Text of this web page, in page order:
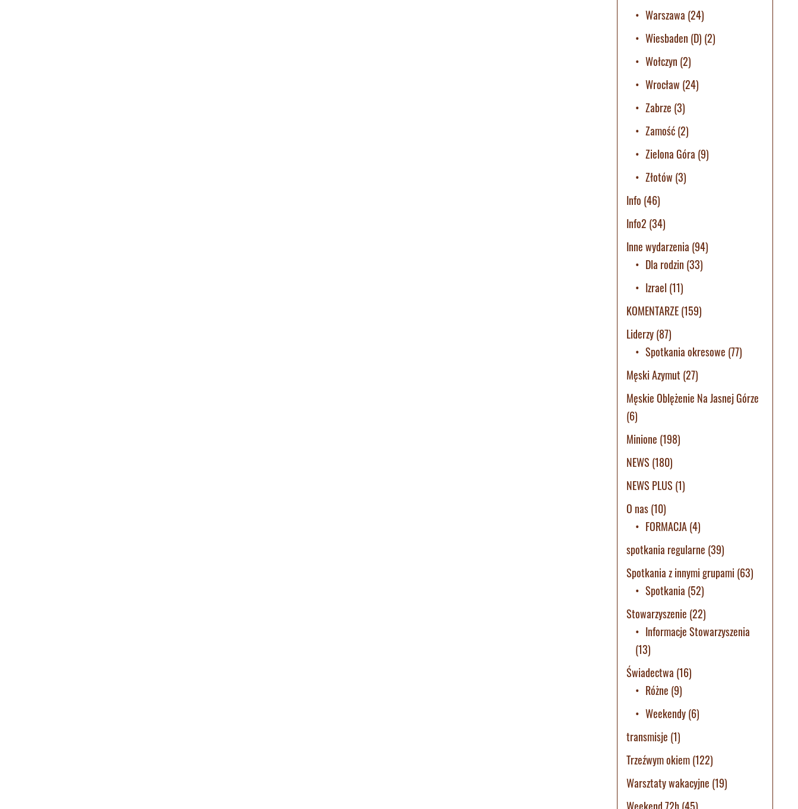
Warszawa (24)
Wiesbaden (D) (2)
Wołczyn (2)
Wrocław (24)
Zabrze (3)
Zamość(2)
Zielona Góra (9)
Złotów (3)
Info (46)
Info2 (34)
Inne wydarzenia (94)
Dla rodzin (33)
Izrael (11)
KOMENTARZE(159)
Liderzy(87)
Spotkania okresowe (77)
Męski Azymut (27)
Męskie Oblężenie Na Jasnej Górze
(6)
Minione (198)
NEWS (180)
NEWS PLUS (1)
O nas(10)
FORMACJA(4)
spotkania regularne (39)
Spotkania z innymi grupami (63)
Spotkania (52)
Stowarzyszenie (22)
Informacje Stowarzyszenia
(13)
Świadectwa (16)
Różne (9)
Weekendy(6)
transmisje (1)
Trzeźwym okiem(122)
Warsztaty wakacyjne (19)
Weekend 72h(45)